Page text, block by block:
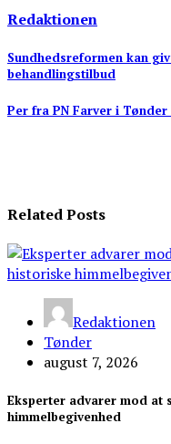
Redaktionen
Sundhedsreformen kan
behandlingstilbud
Per fra PN Farver i
Related Posts
Redaktionen
Tønder
august 7, 2026
Eksperter advarer mod
himmelbegivenhed